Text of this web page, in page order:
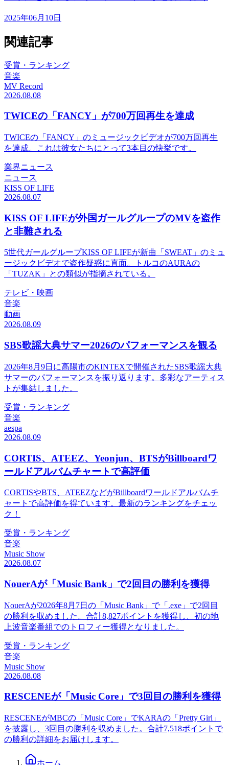
2025年06月10日
関連記事
受賞・ランキング
音楽
MV Record
2026.08.08
TWICEの「FANCY」が700万回再生を達成
TWICEの「FANCY」のミュージックビデオが700万回再生
を達成。これは彼女たちにとって3本目の快挙です。
業界ニュース
ニュース
KISS OF LIFE
2026.08.07
KISS OF LIFEが外国ガールグループのMVを盗作
と非難される
5世代ガールグループKISS OF LIFEが新曲「SWEAT」のミュ
ージックビデオで盗作疑惑に直面。トルコのAURAの
「TUZAK」との類似が指摘されている。
テレビ・映画
音楽
動画
2026.08.09
SBS歌謡大典サマー2026のパフォーマンスを観る
2026年8月9日に高陽市のKINTEXで開催されたSBS歌謡大典
サマーのパフォーマンスを振り返ります。多彩なアーティス
トが集結しました。
受賞・ランキング
音楽
aespa
2026.08.09
CORTIS、ATEEZ、Yeonjun、BTSがBillboardワ
ールドアルバムチャートで高評価
CORTISやBTS、ATEEZなどがBillboardワールドアルバムチ
ャートで高評価を得ています。最新のランキングをチェッ
ク！
受賞・ランキング
音楽
Music Show
2026.08.07
NouerAが「Music Bank」で2回目の勝利を獲得
NouerAが2026年8月7日の「Music Bank」で「.exe」で2回目
の勝利を収めました。合計8,827ポイントを獲得し、初の地
上波音楽番組でのトロフィー獲得となりました。
受賞・ランキング
音楽
Music Show
2026.08.08
RESCENEが「Music Core」で3回目の勝利を獲得
RESCENEがMBCの「Music Core」でKARAの「Pretty Girl」
を披露し、3回目の勝利を収めました。合計7,518ポイントで
の勝利の詳細をお届けします。
ホーム